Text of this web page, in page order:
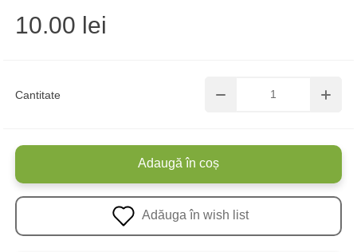
Cantitate
10.00 lei
Adaugă în coș
Adăuga în wish list